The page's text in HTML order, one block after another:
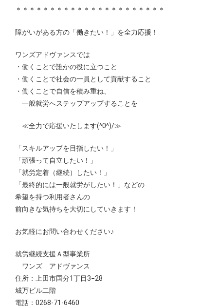
＊＊＊＊＊＊＊＊＊＊＊＊＊＊＊＊＊＊＊＊＊＊
障がいがある方の「働きたい！」を全力応援！
ワンズアドヴァンスでは
・働くことで誰かの役に立つこと
・働くことで社会の一員として貢献すること
・働くことで自信を積み重ね、
一般就労へステップアップすることを
≪全力で応援いたします(^0^)/≫
「スキルアップを目指したい！」
「頑張って自立したい！」
「就労定着（継続）したい！」
「最終的には一般就労がしたい！」などの
希望を持つ利用者さんの
前向きな気持ちを大切にしていきます！
お気軽にお問い合わせください♪
就労継続支援Ａ型事業所
ワンズ アドヴァンス
住所：上田市国分1丁目3−28
城万ビル二階
電話：0268-71-6460